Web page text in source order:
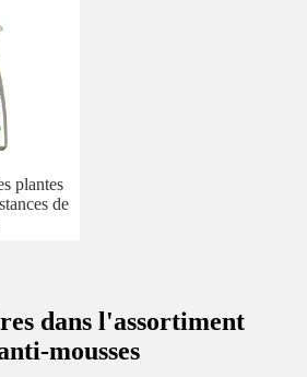
plantes
de
dans l'assortiment
mousses